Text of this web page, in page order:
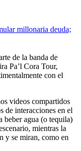
millonaria deuda;
de la banda de
Pa’l Cora Tour,
con el
videos compartidos
de interacciones en el
beber agua (o tequila)
mientras la
y se miran, como en